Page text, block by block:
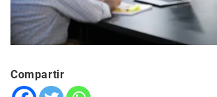
Compartir